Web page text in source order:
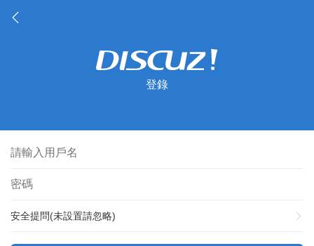
登錄
安全提問(未設置請忽略)